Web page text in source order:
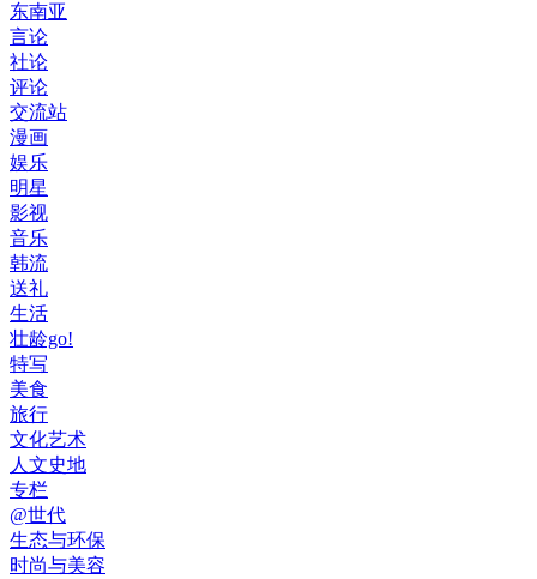
东南亚
言论
社论
评论
交流站
漫画
娱乐
明星
影视
音乐
韩流
送礼
生活
壮龄go!
特写
美食
旅行
文化艺术
人文史地
专栏
@世代
生态与环保
时尚与美容